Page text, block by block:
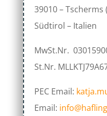
39010 – Tscherms
Südtirol – Italien
MwSt.Nr.
St.Nr.
PEC Email:
Email: